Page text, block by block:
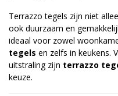
Terrazzo tegels zijn niet
ook duurzaam en
ideaal voor zowel
tegels en zelfs in keukens.
uitstraling zijn terrazzo
keuze.